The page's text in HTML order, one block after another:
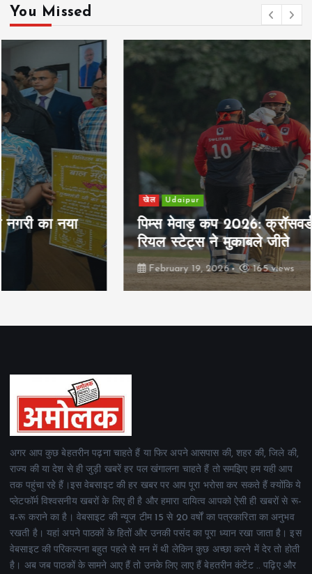
You Missed
खेल Udaipur
पिम्स मेवाड़ कप 2026: क्रॉसवर्ड व आदित्यम
रियल स्टेट्स ने मुकाबले जीते
165 views
अगर आप कुछ बेहतरीन पढ़ना चाहते हैं या फिर अपने आसपास की, शहर की, जिले की,
राज्य की या देश से ही जुड़ी खबरें हर पल खंगालना चाहते हैं तो समझिए हम यही आप
तक पहुंचा रहे हैं।इस वेबसाइट की हर खबर पर आप पूरा भरोसा कर सकते हैं क्योंकि ये
प्लेटफॉर्म विश्वसनीय खबरों के लिए ही है और हमारा दायित्व आपको ऐसी ही खबरों से रू-
ब-रू कराने का है। वेबसाइट की न्यूज टीम 15 से 20 वर्षों का पत्रकारिता का अनुभव
रखती है। यहां अपने पाठकों के हितों और उनकी पसंद का पूरा ध्यान रखा जाता है। इस
वेबसाइट की परिकल्पना बहुत पहले से मन में थी लेकिन कुछ अच्छा करने में देर तो होती
है। अब जब पाठकों के सामने आए हैं तो उनके लिए लाए हैं बेहतरीन कंटेंट .. पढ़िए और